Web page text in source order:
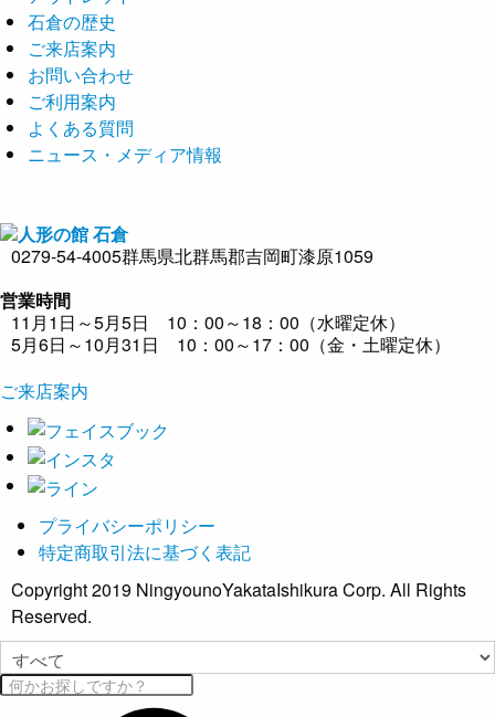
石倉の歴史
ご来店案内
お問い合わせ
ご利用案内
よくある質問
ニュース・メディア情報
0279-54-4005群馬県北群馬郡吉岡町漆原1059
営業時間
11月1日～5月5日 10：00～18：00（水曜定休）
5月6日～10月31日 10：00～17：00（金・土曜定休）
ご来店案内
プライバシーポリシー
特定商取引法に基づく表記
Copyright 2019 NingyounoYakataIshikura Corp. All Rights
Reserved.